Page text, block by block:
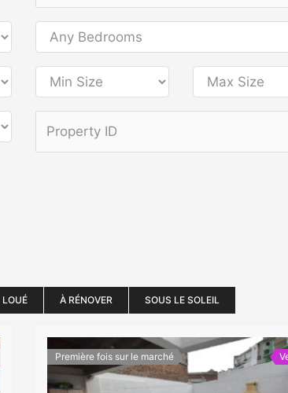
LOUÉ À RÉNOVER SOUS LE SOLEIL
Première fois sur le marché